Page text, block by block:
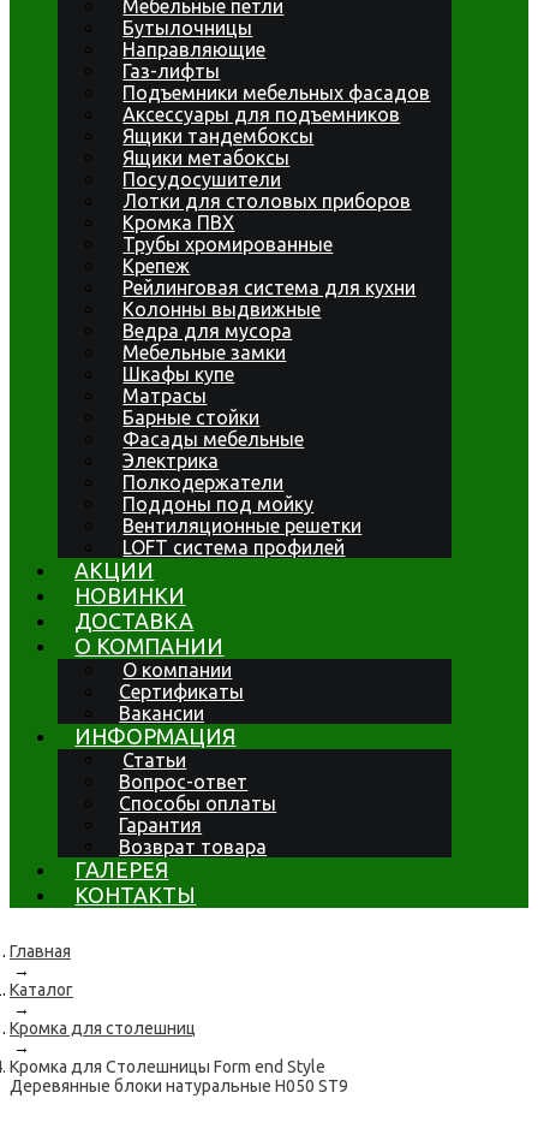
Мебельные петли
Бутылочницы
Направляющие
Газ-лифты
Подъемники мебельных фасадов
Аксессуары для подъемников
Ящики тандембоксы
Ящики метабоксы
Посудосушители
Лотки для столовых приборов
Кромка ПВХ
Трубы хромированные
Крепеж
Рейлинговая система для кухни
Колонны выдвижные
Ведра для мусора
Мебельные замки
Шкафы купе
Матрасы
Барные стойки
Фасады мебельные
Электрика
Полкодержатели
Поддоны под мойку
Вентиляционные решетки
LOFT система профилей
АКЦИИ
НОВИНКИ
ДОСТАВКА
О КОМПАНИИ
О компании
Сертификаты
Вакансии
ИНФОРМАЦИЯ
Статьи
Вопрос-ответ
Способы оплаты
Гарантия
Возврат товара
ГАЛЕРЕЯ
КОНТАКТЫ
Главная
→
Каталог
→
Кромка для столешниц
→
Кромка для Столешницы Form end Style
Деревянные блоки натуральные H050 ST9